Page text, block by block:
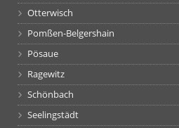
Otterwisch
Pomßen-Belgershain
Pösaue
Ragewitz
Schönbach
Seelingstädt